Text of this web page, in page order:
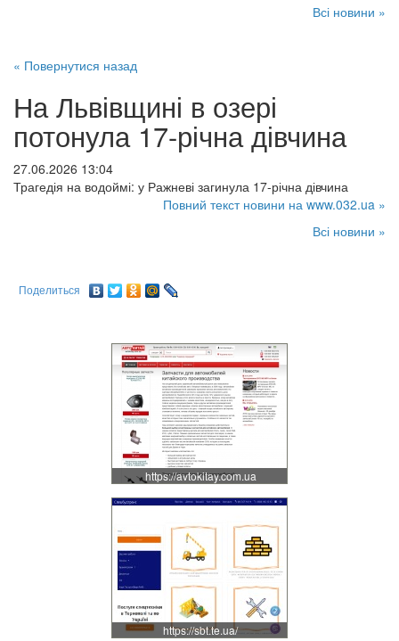
Всі новини »
« Повернутися назад
На Львівщині в озері
потонула 17-річна дівчина
27.06.2026 13:04
Трагедія на водоймі: у Ражневі загинула 17-річна дівчина
Повний текст новини на www.032.ua »
Всі новини »
Поделиться
https://avtokitay.com.ua
https://sbt.te.ua/